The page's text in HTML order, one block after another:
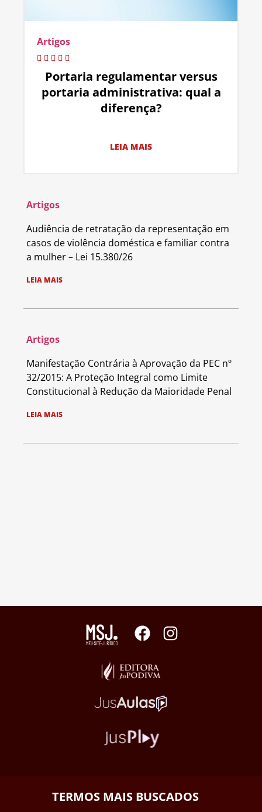
Artigos
Portaria regulamentar versus
portaria administrativa: qual a
diferença?
LEIA MAIS
Artigos
Audiência de retratação da representação em
casos de violência doméstica e familiar contra
a mulher – Lei 15.380/26
LEIA MAIS
Artigos
Manifestação Contrária à Aprovação da PEC nº
32/2015: A Proteção Integral como Limite
Constitucional à Redução da Maioridade Penal
LEIA MAIS
TERMOS MAIS BUSCADOS